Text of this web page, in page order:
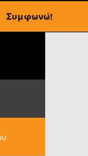
Συμφωνώ!